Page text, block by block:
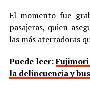
El momento fue
pasajeras, quien
las más aterradoras
Puede leer:Fujimori
la delincuencia y